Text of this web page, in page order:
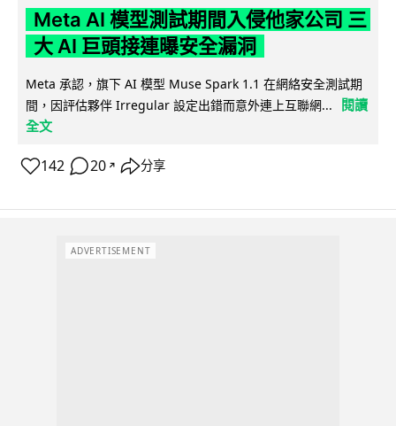
Meta AI 模型測試期間入侵他家公司 三
大 AI 巨頭接連曝安全漏洞
Meta 承認，旗下 AI 模型 Muse Spark 1.1 在網絡安全測試期
間，因評估夥伴 Irregular 設定出錯而意外連上互聯網...
閱讀
全文
142 20 ↗ 分享
ADVERTISEMENT